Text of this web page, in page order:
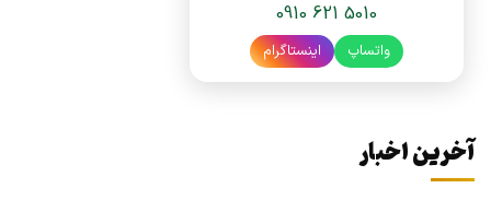
0910 621 5010
واتساپ اینستاگرام
آخرین اخبار